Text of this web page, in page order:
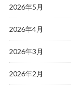
2026年5月
2026年4月
2026年3月
2026年2月